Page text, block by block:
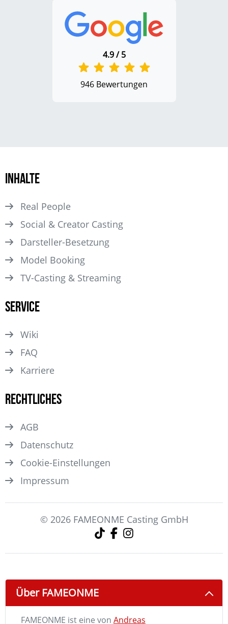
4.9 / 5
946 Bewertungen
Inhalte
Real People
Social & Creator Casting
Darsteller­-Besetzung
Model Booking
TV-Casting & Streaming
Service
Wiki
FAQ
Karriere
Rechtliches
AGB
Datenschutz
Cookie-Einstellungen
Impressum
© 2026 FAMEONME Casting GmbH
Über FAMEONME
FAMEONME ist eine von Andreas